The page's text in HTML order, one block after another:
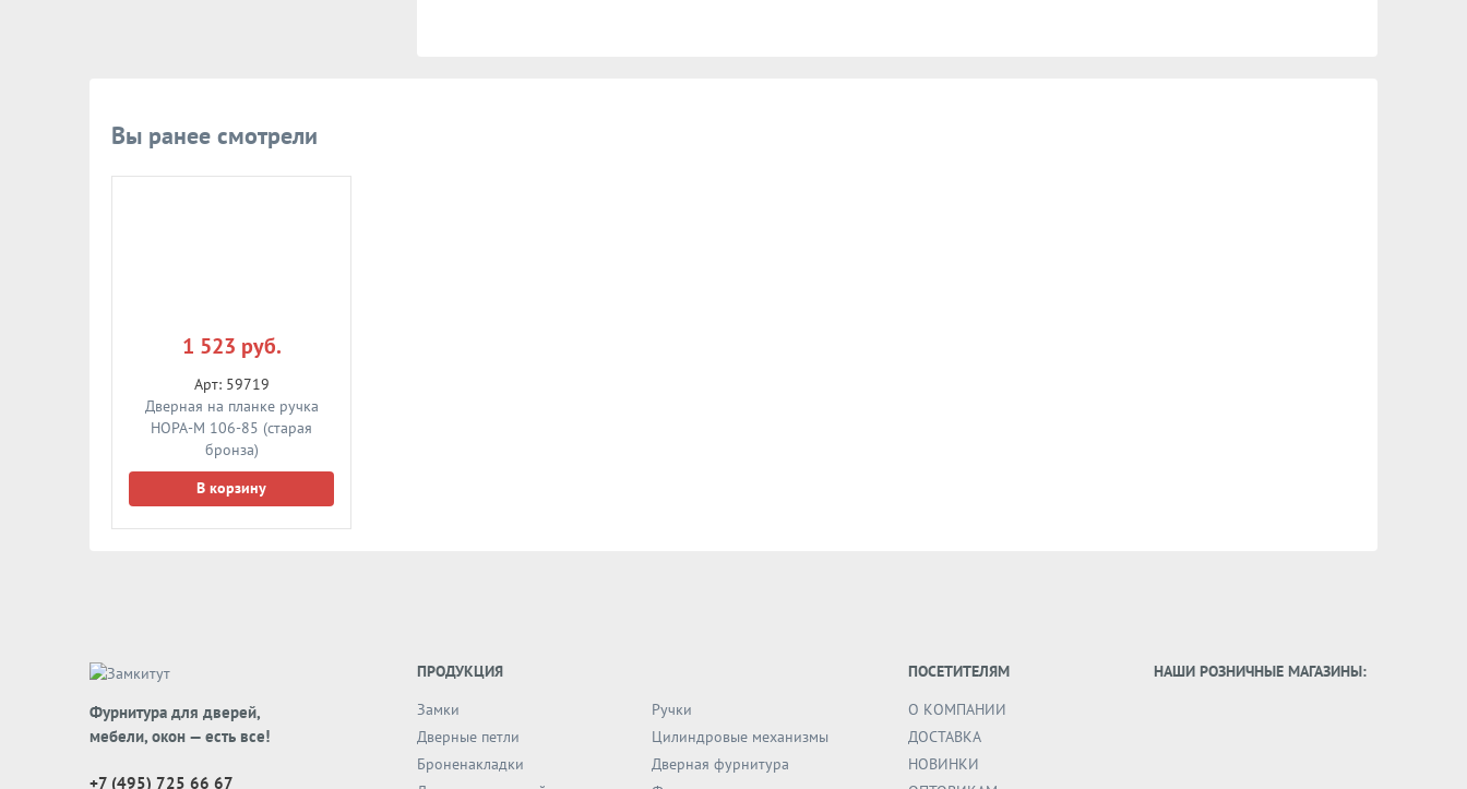
Вы ранее смотрели
1 523 руб.
Арт: 59719
Дверная на планке ручка
НОРА-М 106-85 (старая
бронза)
В корзину
Фурнитура для дверей,
мебели, окон — есть все!
+7 (495) 725 66 67
ПРОДУКЦИЯ
Замки
Ручки
Дверные петли
Цилиндровые механизмы
Броненакладки
Дверная фурнитура
ПОСЕТИТЕЛЯМ
О КОМПАНИИ
ДОСТАВКА
НОВИНКИ
НАШИ РОЗНИЧНЫЕ МАГАЗИНЫ: